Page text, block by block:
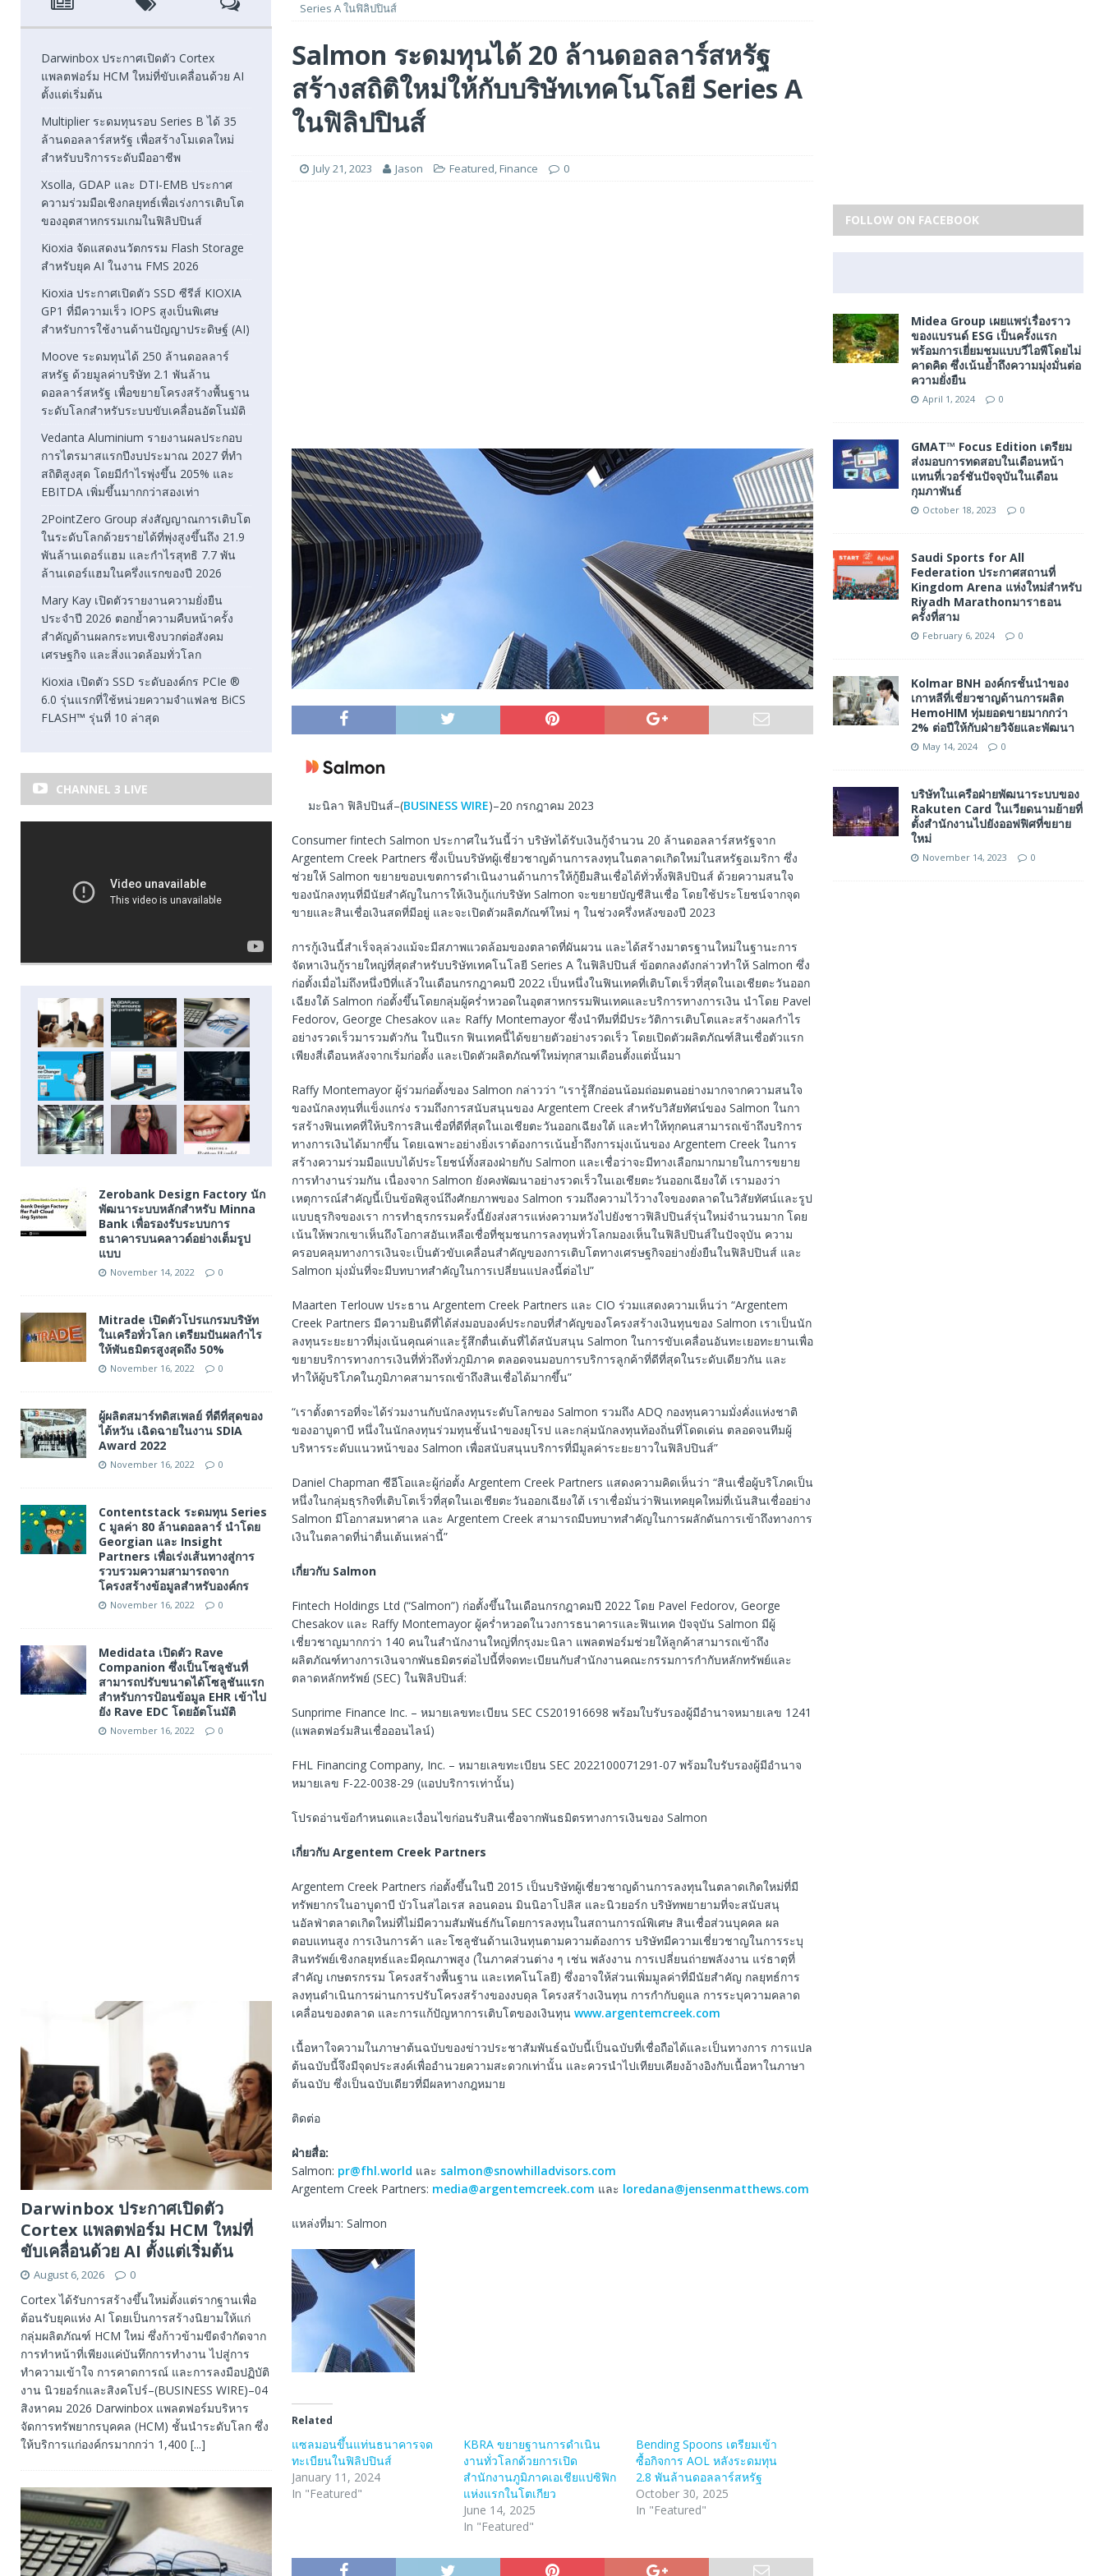
[ August 6, 2026 ] Xsolla, GDAP และ DTI-EMB ประกาศความร่วมมือเชิงกลยุทธ์เพื่อเร่งการเติบโตของอุตสาหกรรมเกมในฟิลิปปินส์
FEATURED
[ August 5, 2026 ] Kioxia จัดแสดงนวัตกรรม Flash Storage สำหรับยุค AI ในงาน FMS 2026
FEATURED
Kioxia ประกาศเปิดตัว SSD ซีรีส์ KIOXIA GP1 ที่มีความเร็ว IOPS สูงเป็นพิเศษสำหรับการใช้งานด้านปัญญาประดิษฐ์ (AI)
FEATURED
Series A ในฟิลิปปินส์
Salmon ระดมทุนได้ 20 ล้านดอลลาร์สหรัฐ
สร้างสถิติใหม่ให้กับบริษัทเทคโนโลยี Series A
ในฟิลิปปินส์
July 21, 2023 Jason Featured, Finance 0
มะนิลา ฟิลิปปินส์–(BUSINESS WIRE)–20 กรกฎาคม 2023
Consumer fintech Salmon ประกาศในวันนี้ว่า บริษัทได้รับเงินกู้จำนวน 20 ล้านดอลลาร์สหรัฐจาก
Argentem Creek Partners ซึ่งเป็นบริษัทผู้เชี่ยวชาญด้านการลงทุนในตลาดเกิดใหม่ในสหรัฐอเมริกา ซึ่ง
ช่วยให้ Salmon ขยายขอบเขตการดำเนินงานด้านการให้กู้ยืมสินเชื่อได้ทั่วทั้งฟิลิปปินส์ ด้วยความสนใจ
ของนักลงทุนที่มีนัยสำคัญในการให้เงินกู้แก่บริษัท Salmon จะขยายบัญชีสินเชื่อ โดยใช้ประโยชน์จากจุด
ขายและสินเชื่อเงินสดที่มีอยู่ และจะเปิดตัวผลิตภัณฑ์ใหม่ ๆ ในช่วงครึ่งหลังของปี 2023
การกู้เงินนี้สำเร็จลุล่วงแม้จะมีสภาพแวดล้อมของตลาดที่ผันผวน และได้สร้างมาตรฐานใหม่ในฐานะการ
จัดหาเงินกู้รายใหญ่ที่สุดสำหรับบริษัทเทคโนโลยี Series A ในฟิลิปปินส์ ข้อตกลงดังกล่าวทำให้ Salmon ซึ่ง
ก่อตั้งเมื่อไม่ถึงหนึ่งปีที่แล้วในเดือนกรกฎาคมปี 2022 เป็นหนึ่งในฟินเทคที่เติบโตเร็วที่สุดในเอเชียตะวันออก
เฉียงใต้ Salmon ก่อตั้งขึ้นโดยกลุ่มผู้คร่ำหวอดในอุตสาหกรรมฟินเทคและบริการทางการเงิน นำโดย Pavel
Fedorov, George Chesakov และ Raffy Montemayor ซึ่งนำทีมที่มีประวัติการเติบโตและสร้างผลกำไร
อย่างรวดเร็วมารวมตัวกัน ในปีแรก ฟินเทคนี้ได้ขยายตัวอย่างรวดเร็ว โดยเปิดตัวผลิตภัณฑ์สินเชื่อตัวแรก
เพียงสี่เดือนหลังจากเริ่มก่อตั้ง และเปิดตัวผลิตภัณฑ์ใหม่ทุกสามเดือนตั้งแต่นั้นมา
Raffy Montemayor ผู้ร่วมก่อตั้งของ Salmon กล่าวว่า “เรารู้สึกอ่อนน้อมถ่อมตนอย่างมากจากความสนใจ
ของนักลงทุนที่แข็งแกร่ง รวมถึงการสนับสนุนของ Argentem Creek สำหรับวิสัยทัศน์ของ Salmon ในกา
รสร้างฟินเทคที่ให้บริการสินเชื่อที่ดีที่สุดในเอเชียตะวันออกเฉียงใต้ และทำให้ทุกคนสามารถเข้าถึงบริการ
ทางการเงินได้มากขึ้น โดยเฉพาะอย่างยิ่งเราต้องการเน้นย้ำถึงการมุ่งเน้นของ Argentem Creek ในการ
สร้างความร่วมมือแบบได้ประโยชน์ทั้งสองฝ่ายกับ Salmon และเชื่อว่าจะมีทางเลือกมากมายในการขยาย
การทำงานร่วมกัน เนื่องจาก Salmon ยังคงพัฒนาอย่างรวดเร็วในเอเชียตะวันออกเฉียงใต้ เรามองว่า
เหตุการณ์สำคัญนี้เป็นข้อพิสูจน์ถึงศักยภาพของ Salmon รวมถึงความไว้วางใจของตลาดในวิสัยทัศน์และรูป
แบบธุรกิจของเรา การทำธุรกรรมครั้งนี้ยังส่งสารแห่งความหวังไปยังชาวฟิลิปปินส์รุ่นใหม่จำนวนมาก โดย
เน้นให้พวกเขาเห็นถึงโอกาสอันเหลือเชื่อที่ชุมชนการลงทุนทั่วโลกมองเห็นในฟิลิปปินส์ในปัจจุบัน ความ
ครอบคลุมทางการเงินจะเป็นตัวขับเคลื่อนสำคัญของการเติบโตทางเศรษฐกิจอย่างยั่งยืนในฟิลิปปินส์ และ
Salmon มุ่งมั่นที่จะมีบทบาทสำคัญในการเปลี่ยนแปลงนี้ต่อไป”
Maarten Terlouw ประธาน Argentem Creek Partners และ CIO ร่วมแสดงความเห็นว่า “Argentem
Creek Partners มีความยินดีที่ได้ส่งมอบองค์ประกอบที่สำคัญของโครงสร้างเงินทุนของ Salmon เราเป็นนัก
ลงทุนระยะยาวที่มุ่งเน้นคุณค่าและรู้สึกตื่นเต้นที่ได้สนับสนุน Salmon ในการขับเคลื่อนอันทะเยอทะยานเพื่อ
ขยายบริการทางการเงินที่ทั่วถึงทั่วภูมิภาค ตลอดจนมอบการบริการลูกค้าที่ดีที่สุดในระดับเดียวกัน และ
ทำให้ผู้บริโภคในภูมิภาคสามารถเข้าถึงสินเชื่อได้มากขึ้น”
“เราตั้งตารอที่จะได้ร่วมงานกับนักลงทุนระดับโลกของ Salmon รวมถึง ADQ กองทุนความมั่งคั่งแห่งชาติ
ของอาบูดาบี หนึ่งในนักลงทุนร่วมทุนชั้นนำของยุโรป และกลุ่มนักลงทุนท้องถิ่นที่โดดเด่น ตลอดจนทีมผู้
บริหารระดับแนวหน้าของ Salmon เพื่อสนับสนุนบริการที่มีมูลค่าระยะยาวในฟิลิปปินส์”
Daniel Chapman ซีอีโอและผู้ก่อตั้ง Argentem Creek Partners แสดงความคิดเห็นว่า “สินเชื่อผู้บริโภคเป็น
หนึ่งในกลุ่มธุรกิจที่เติบโตเร็วที่สุดในเอเชียตะวันออกเฉียงใต้ เราเชื่อมั่นว่าฟินเทคยุคใหม่ที่เน้นสินเชื่ออย่าง
Salmon มีโอกาสมหาศาล และ Argentem Creek สามารถมีบทบาทสำคัญในการผลักดันการเข้าถึงทางการ
เงินในตลาดที่น่าตื่นเต้นเหล่านี้”
เกี่ยวกับSalmon
Fintech Holdings Ltd (“Salmon”) ก่อตั้งขึ้นในเดือนกรกฎาคมปี 2022 โดย Pavel Fedorov, George
Chesakov และ Raffy Montemayor ผู้คร่ำหวอดในวงการธนาคารและฟินเทค ปัจจุบัน Salmon มีผู้
เชี่ยวชาญมากกว่า 140 คนในสำนักงานใหญ่ที่กรุงมะนิลา แพลตฟอร์มช่วยให้ลูกค้าสามารถเข้าถึง
ผลิตภัณฑ์ทางการเงินจากพันธมิตรต่อไปนี้ที่จดทะเบียนกับสำนักงานคณะกรรมการกำกับหลักทรัพย์และ
ตลาดหลักทรัพย์ (SEC) ในฟิลิปปินส์:
Sunprime Finance Inc. – หมายเลขทะเบียน SEC CS201916698 พร้อมใบรับรองผู้มีอำนาจหมายเลข 1241
(แพลตฟอร์มสินเชื่อออนไลน์)
FHL Financing Company, Inc. – หมายเลขทะเบียน SEC 2022100071291-07 พร้อมใบรับรองผู้มีอำนาจ
หมายเลข F-22-0038-29 (แอปบริการเท่านั้น)
โปรดอ่านข้อกำหนดและเงื่อนไขก่อนรับสินเชื่อจากพันธมิตรทางการเงินของ Salmon
เกี่ยวกับArgentem Creek Partners
Argentem Creek Partners ก่อตั้งขึ้นในปี 2015 เป็นบริษัทผู้เชี่ยวชาญด้านการลงทุนในตลาดเกิดใหม่ที่มี
ทรัพยากรในอาบูดาบี บัวโนสไอเรส ลอนดอน มินนิอาโปลิส และนิวยอร์ก บริษัทพยายามที่จะสนับสนุ
นอัลฟ่าตลาดเกิดใหม่ที่ไม่มีความสัมพันธ์กันโดยการลงทุนในสถานการณ์พิเศษ สินเชื่อส่วนบุคคล ผล
ตอบแทนสูง การเงินการค้า และโซลูชันด้านเงินทุนตามความต้องการ บริษัทมีความเชี่ยวชาญในการระบุ
สินทรัพย์เชิงกลยุทธ์และมีคุณภาพสูง (ในภาคส่วนต่าง ๆ เช่น พลังงาน การเปลี่ยนถ่ายพลังงาน แร่ธาตุที่
สำคัญ เกษตรกรรม โครงสร้างพื้นฐาน และเทคโนโลยี) ซึ่งอาจให้ส่วนเพิ่มมูลค่าที่มีนัยสำคัญ กลยุทธ์การ
ลงทุนดำเนินการผ่านการปรับโครงสร้างของงบดุล โครงสร้างเงินทุน การกำกับดูแล การระบุความคลาด
เคลื่อนของตลาด และการแก้ปัญหาการเติบโตของเงินทุน www.argentemcreek.com
เนื้อหาใจความในภาษาต้นฉบับของข่าวประชาสัมพันธ์ฉบับนี้เป็นฉบับที่เชื่อถือได้และเป็นทางการ การแปล
ต้นฉบับนี้จึงมีจุดประสงค์เพื่ออำนวยความสะดวกเท่านั้น และควรนำไปเทียบเคียงอ้างอิงกับเนื้อหาในภาษา
ต้นฉบับ ซึ่งเป็นฉบับเดียวที่มีผลทางกฎหมาย
ติดต่อ
ฝ่ายสื่อ:
Salmon: pr@fhl.world และ salmon@snowhilladvisors.com
Argentem Creek Partners: media@argentemcreek.com และ loredana@jensenmatthews.com
แหล่งที่มา: Salmon
Related
แซลมอนขึ้นแท่นธนาคารจด
ทะเบียนในฟิลิปปินส์
January 11, 2024
In "Featured"
KBRA ขยายฐานการดำเนิน
งานทั่วโลกด้วยการเปิด
สำนักงานภูมิภาคเอเชียแปซิฟิก
แห่งแรกในโตเกียว
June 14, 2025
In "Featured"
Bending Spoons เตรียมเข้า
ซื้อกิจการ AOL หลังระดมทุน
2.8 พันล้านดอลลาร์สหรัฐ
October 30, 2025
In "Featured"
Darwinbox ประกาศเปิดตัว Cortex
แพลตฟอร์ม HCM ใหม่ที่ขับเคลื่อนด้วย AI
ตั้งแต่เริ่มต้น
Multiplier ระดมทุนรอบ Series B ได้ 35
ล้านดอลลาร์สหรัฐ เพื่อสร้างโมเดลใหม่
สำหรับบริการระดับมืออาชีพ
Xsolla, GDAP และ DTI-EMB ประกาศ
ความร่วมมือเชิงกลยุทธ์เพื่อเร่งการเติบโต
ของอุตสาหกรรมเกมในฟิลิปปินส์
Kioxia จัดแสดงนวัตกรรม Flash Storage
สำหรับยุค AI ในงาน FMS 2026
Kioxia ประกาศเปิดตัว SSD ซีรีส์ KIOXIA
GP1 ที่มีความเร็ว IOPS สูงเป็นพิเศษ
สำหรับการใช้งานด้านปัญญาประดิษฐ์ (AI)
Moove ระดมทุนได้ 250 ล้านดอลลาร์
สหรัฐ ด้วยมูลค่าบริษัท 2.1 พันล้าน
ดอลลาร์สหรัฐ เพื่อขยายโครงสร้างพื้นฐาน
ระดับโลกสำหรับระบบขับเคลื่อนอัตโนมัติ
Vedanta Aluminium รายงานผลประกอบ
การไตรมาสแรกปีงบประมาณ 2027 ที่ทำ
สถิติสูงสุด โดยมีกำไรพุ่งขึ้น 205% และ
EBITDA เพิ่มขึ้นมากกว่าสองเท่า
2PointZero Group ส่งสัญญาณการเติบโต
ในระดับโลกด้วยรายได้ที่พุ่งสูงขึ้นถึง 21.9
พันล้านเดอร์แฮม และกำไรสุทธิ 7.7 พัน
ล้านเดอร์แฮมในครึ่งแรกของปี 2026
Mary Kay เปิดตัวรายงานความยั่งยืน
ประจำปี 2026 ตอกย้ำความคืบหน้าครั้ง
สำคัญด้านผลกระทบเชิงบวกต่อสังคม
เศรษฐกิจ และสิ่งแวดล้อมทั่วโลก
Kioxia เปิดตัว SSD ระดับองค์กร PCIe ®
6.0 รุ่นแรกที่ใช้หน่วยความจำแฟลช BiCS
FLASH™ รุ่นที่ 10 ล่าสุด
CHANNEL 3 LIVE
Zerobank Design Factory นัก
พัฒนาระบบหลักสำหรับ Minna
Bank เพื่อรองรับระบบการ
ธนาคารบนคลาวด์อย่างเต็มรูป
แบบ
November 14, 2022 0
Mitrade เปิดตัวโปรแกรมบริษัท
ในเครือทั่วโลก เตรียมปันผลกำไร
ให้พันธมิตรสูงสุดถึง 50%
November 16, 2022 0
ผู้ผลิตสมาร์ทดิสเพลย์ ที่ดีที่สุดของ
ไต้หวัน เฉิดฉายในงาน SDIA
Award 2022
November 16, 2022 0
Contentstack ระดมทุน Series
C มูลค่า 80 ล้านดอลลาร์ นำโดย
Georgian และ Insight
Partners เพื่อเร่งเส้นทางสู่การ
รวบรวมความสามารถจาก
โครงสร้างข้อมูลสำหรับองค์กร
November 16, 2022 0
Medidata เปิดตัว Rave
Companion ซึ่งเป็นโซลูชันที่
สามารถปรับขนาดได้โซลูชันแรก
สำหรับการป้อนข้อมูล EHR เข้าไป
ยัง Rave EDC โดยอัตโนมัติ
November 16, 2022 0
Darwinbox ประกาศเปิดตัว
Cortex แพลตฟอร์ม HCM ใหม่ที่
ขับเคลื่อนด้วย AI ตั้งแต่เริ่มต้น
August 6, 2026 0
Cortex ได้รับการสร้างขึ้นใหม่ตั้งแต่รากฐานเพื่อ
ต้อนรับยุคแห่ง AI โดยเป็นการสร้างนิยามให้แก่
กลุ่มผลิตภัณฑ์ HCM ใหม่ ซึ่งก้าวข้ามขีดจำกัดจาก
การทำหน้าที่เพียงแค่บันทึกการทำงาน ไปสู่การ
ทำความเข้าใจ การคาดการณ์ และการลงมือปฏิบัติ
งาน นิวยอร์กและสิงคโปร์–(BUSINESS WIRE)–04
สิงหาคม 2026 Darwinbox แพลตฟอร์มบริหาร
จัดการทรัพยากรบุคคล (HCM) ชั้นนำระดับโลก ซึ่ง
ให้บริการแก่องค์กรมากกว่า 1,400 [...]
FOLLOW ON FACEBOOK
Midea Group เผยแพร่เรื่องราว
ของแบรนด์ ESG เป็นครั้งแรก
พร้อมการเยี่ยมชมแบบวีไอพีโดยไม่
คาดคิด ซึ่งเน้นย้ำถึงความมุ่งมั่นต่อ
ความยั่งยืน
April 1, 2024 0
GMAT™ Focus Edition เตรียม
ส่งมอบการทดสอบในเดือนหน้า
แทนที่เวอร์ชันปัจจุบันในเดือน
กุมภาพันธ์
October 18, 2023 0
Saudi Sports for All
Federation ประกาศสถานที่
Kingdom Arena แห่งใหม่สำหรับ
Riyadh Marathonมาราธอน
ครั้งที่สาม
February 6, 2024 0
Kolmar BNH องค์กรชั้นนำของ
เกาหลีที่เชี่ยวชาญด้านการผลิต
HemoHIM ทุ่มยอดขายมากกว่า
2% ต่อปีให้กับฝ่ายวิจัยและพัฒนา
May 14, 2024 0
บริษัทในเครือฝ่ายพัฒนาระบบของ
Rakuten Card ในเวียดนามย้ายที่
ตั้งสำนักงานไปยังออฟฟิศที่ขยาย
ใหม่
November 14, 2023 0